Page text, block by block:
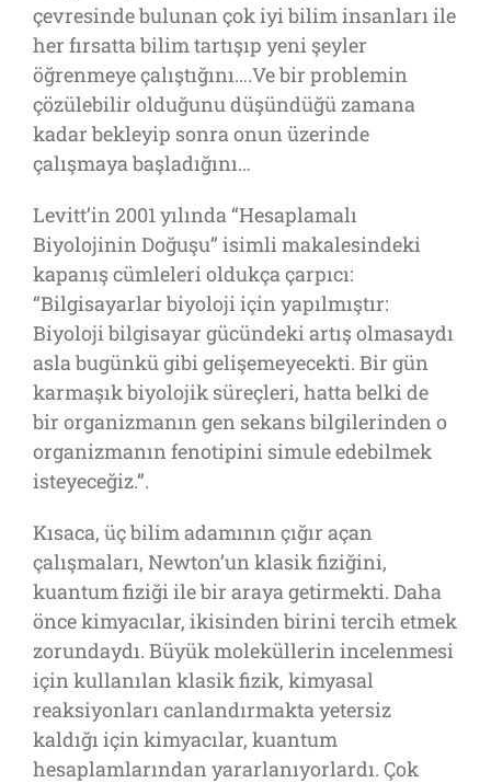
çevresinde bulunan çok iyi bilim insanları ile
her fırsatta bilim tartışıp yeni şeyler
öğrenmeye çalıştığını….Ve bir problemin
çözülebilir olduğunu düşündüğü zamana
kadar bekleyip sonra onun üzerinde
çalışmaya başladığını…
Levitt’in 2001 yılında “Hesaplamalı
Biyolojinin Doğuşu” isimli makalesindeki
kapanış cümleleri oldukça çarpıcı:
“Bilgisayarlar biyoloji için yapılmıştır:
Biyoloji bilgisayar gücündeki artış olmasaydı
asla bugünkü gibi gelişemeyecekti. Bir gün
karmaşık biyolojik süreçleri, hatta belki de
bir organizmanın gen sekans bilgilerinden o
organizmanın fenotipini simule edebilmek
isteyeceğiz.”.
Kısaca, üç bilim adamının çığır açan
çalışmaları, Newton’un klasik fiziğini,
kuantum fiziği ile bir araya getirmekti. Daha
önce kimyacılar, ikisinden birini tercih etmek
zorundaydı. Büyük moleküllerin incelenmesi
için kullanılan klasik fizik, kimyasal
reaksiyonları canlandırmakta yetersiz
kaldığı için kimyacılar, kuantum
hesaplamlarından yararlanıyorlardı. Çok